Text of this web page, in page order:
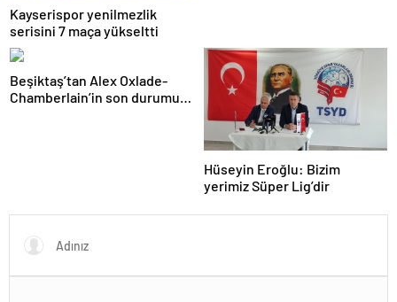
Kayserispor yenilmezlik
serisini 7 maça yükseltti
Beşiktaş’tan Alex Oxlade-
Chamberlain’in son durumu
Hüseyin Eroğlu: Bizim
yerimiz Süper Lig’dir